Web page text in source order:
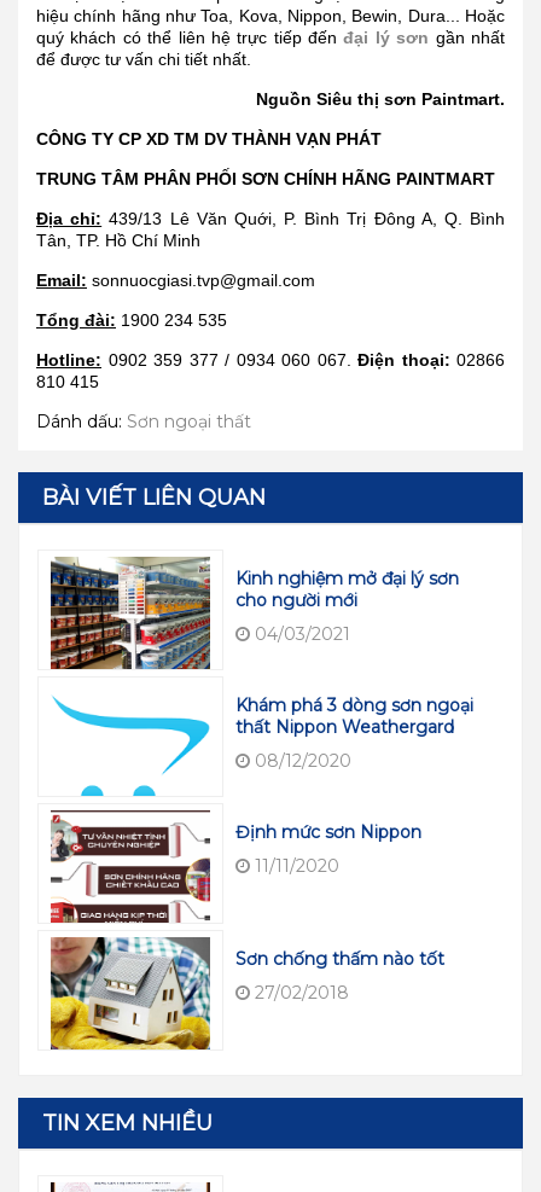
hiệu chính hãng như Toa, Kova, Nippon, Bewin, Dura... Hoặc
quý khách có thể liên hệ trực tiếp đếnđại lý sơn gần nhất
để được tư vấn chi tiết nhất.
Nguồn Siêu thị sơn Paintmart.
CÔNG TY CP XD TM DV THÀNH VẠN PHÁT
TRUNG TÂM PHÂN PHỐI SƠN CHÍNH HÃNG PAINTMART
Địa chỉ: 439/13 Lê Văn Quới, P. Bình Trị Đông A, Q. Bình
Tân, TP. Hồ Chí Minh
Email: sonnuocgiasi.tvp@gmail.com
Tổng đài: 1900 234 535
Hotline: 0902 359 377 / 0934 060 067. Điện thoại: 02866
810 415
Dánh dấu: Sơn ngoại thất
BÀI VIẾT LIÊN QUAN
Kinh nghiệm mở đại lý sơn
cho người mới
04/03/2021
Khám phá 3 dòng sơn ngoại
thất Nippon Weathergard
08/12/2020
Định mức sơn Nippon
11/11/2020
Sơn chống thấm nào tốt
27/02/2018
TIN XEM NHIỀU